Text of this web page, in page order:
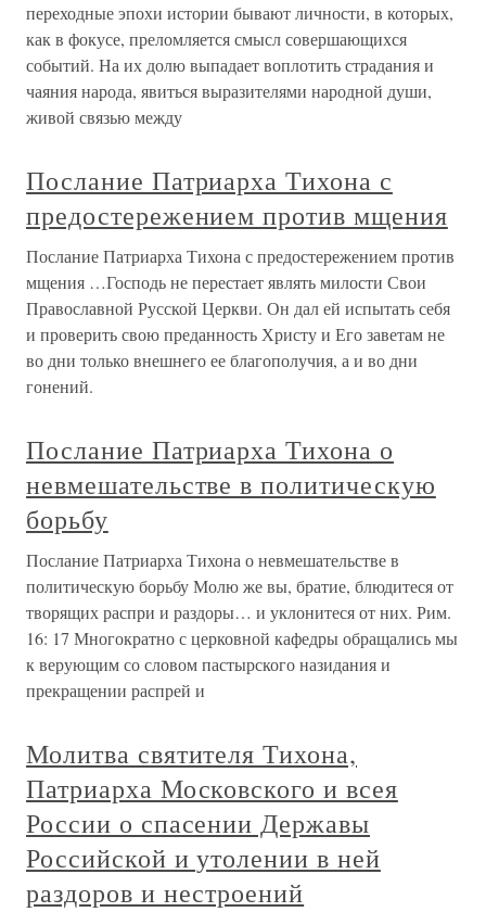
переходные эпохи истории бывают личности, в которых,
как в фокусе, преломляется смысл совершающихся
событий. На их долю выпадает воплотить страдания и
чаяния народа, явиться выразителями народной души,
живой связью между
Послание Патриарха Тихона с
предостережением против мщения
Послание Патриарха Тихона с предостережением против
мщения …Господь не перестает являть милости Свои
Православной Русской Церкви. Он дал ей испытать себя
и проверить свою преданность Христу и Его заветам не
во дни только внешнего ее благополучия, а и во дни
гонений.
Послание Патриарха Тихона о
невмешательстве в политическую
борьбу
Послание Патриарха Тихона о невмешательстве в
политическую борьбу Молю же вы, братие, блюдитеся от
творящих распри и раздоры… и уклонитеся от них. Рим.
16: 17 Многократно с церковной кафедры обращались мы
к верующим со словом пастырского назидания и
прекращении распрей и
Молитва святителя Тихона,
Патриарха Московского и всея
России о спасении Державы
Российской и утолении в ней
раздоров и нестроений